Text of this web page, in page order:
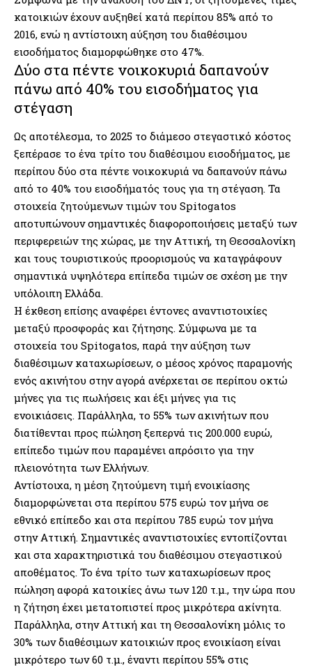
κατοικιών έχουν αυξηθεί κατά περίπου 85% από το
2016, ενώ η αντίστοιχη αύξηση του διαθέσιμου
εισοδήματος διαμορφώθηκε στο 47%.
Δύο στα πέντε νοικοκυριά δαπανούν
πάνω από 40% του εισοδήματος για
στέγαση
Ως αποτέλεσμα, το 2025 το διάμεσο στεγαστικό κόστος
ξεπέρασε το ένα τρίτο του διαθέσιμου εισοδήματος, με
περίπου δύο στα πέντε νοικοκυριά να δαπανούν πάνω
από το 40% του εισοδήματός τους για τη στέγαση. Τα
στοιχεία ζητούμενων τιμών του Spitogatos
αποτυπώνουν σημαντικές διαφοροποιήσεις μεταξύ των
περιφερειών της χώρας, με την Αττική, τη Θεσσαλονίκη
και τους τουριστικούς προορισμούς να καταγράφουν
σημαντικά υψηλότερα επίπεδα τιμών σε σχέση με την
υπόλοιπη Ελλάδα.
Η έκθεση επίσης αναφέρει έντονες αναντιστοιχίες
μεταξύ προσφοράς και ζήτησης. Σύμφωνα με τα
στοιχεία του Spitogatos, παρά την αύξηση των
διαθέσιμων καταχωρίσεων, ο μέσος χρόνος παραμονής
ενός ακινήτου στην αγορά ανέρχεται σε περίπου οκτώ
μήνες για τις πωλήσεις και έξι μήνες για τις
ενοικιάσεις. Παράλληλα, το 55% των ακινήτων που
διατίθενται προς πώληση ξεπερνά τις 200.000 ευρώ,
επίπεδο τιμών που παραμένει απρόσιτο για την
πλειονότητα των Ελλήνων.
Αντίστοιχα, η μέση ζητούμενη τιμή ενοικίασης
διαμορφώνεται στα περίπου 575 ευρώ τον μήνα σε
εθνικό επίπεδο και στα περίπου 785 ευρώ τον μήνα
στην Αττική. Σημαντικές αναντιστοιχίες εντοπίζονται
και στα χαρακτηριστικά του διαθέσιμου στεγαστικού
αποθέματος. Το ένα τρίτο των καταχωρίσεων προς
πώληση αφορά κατοικίες άνω των 120 τ.μ., την ώρα που
η ζήτηση έχει μετατοπιστεί προς μικρότερα ακίνητα.
Παράλληλα, στην Αττική και τη Θεσσαλονίκη μόλις το
30% των διαθέσιμων κατοικιών προς ενοικίαση είναι
μικρότερο των 60 τ.μ., έναντι περίπου 55% στις